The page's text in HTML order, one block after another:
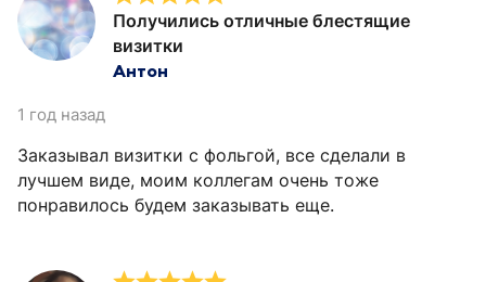
Получились отличные блестящие
визитки
Антон
1 год назад
Заказывал визитки с фольгой, все сделали в
лучшем виде, моим коллегам очень тоже
понравилось будем заказывать еще.